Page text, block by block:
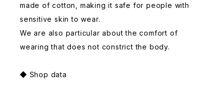
made of cotton, making it safe for people with
sensitive skin to wear.
We are also particular about the comfort of
wearing that does not constrict the body.
◆ Shop data